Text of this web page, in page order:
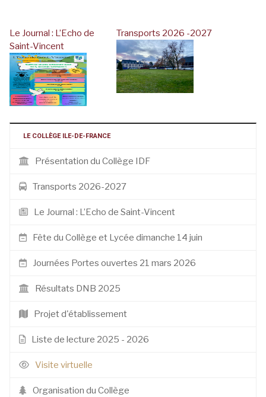
Le Journal : L’Echo de
Saint-Vincent
Transports 2026 -2027
LE COLLÈGE ILE-DE-FRANCE
Présentation du Collège IDF
Transports 2026-2027
Le Journal : L’Echo de Saint-Vincent
Fête du Collège et Lycée dimanche 14 juin
Journées Portes ouvertes 21 mars 2026
Résultats DNB 2025
Projet d'établissement
Liste de lecture 2025 - 2026
Visite virtuelle
Organisation du Collège